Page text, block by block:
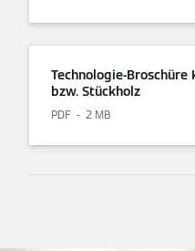
Technologie-Broschüre
bzw. Stückholz
PDF 2 MB